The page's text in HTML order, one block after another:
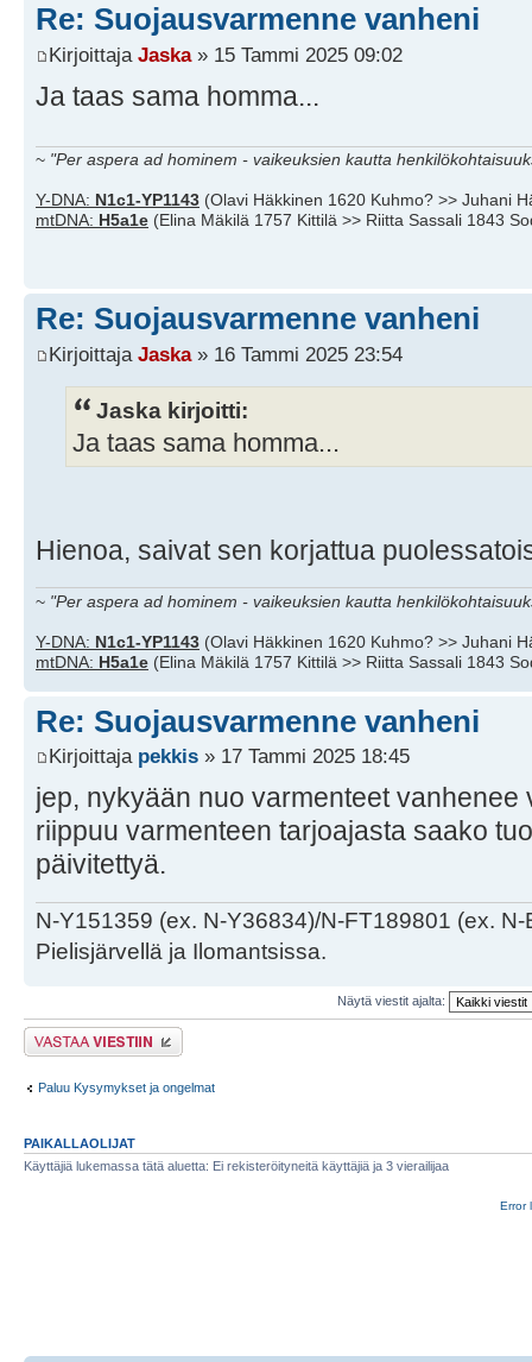
Re: Suojausvarmenne vanheni
Kirjoittaja Jaska» 15 Tammi 2025 09:02
Ja taas sama homma...
~ "Per aspera ad hominem - vaikeuksien kautta
Y-DNA: N1c1-YP1143 (Olavi Häkkinen 1620 Kuhmo? >> Juhani
mtDNA: H5a1e (Elina Mäkilä 1757 Kittilä >> Riitta Sassali 1843
Re: Suojausvarmenne vanheni
Kirjoittaja Jaska» 16 Tammi 2025 23:54
Jaska kirjoitti:
Ja taas sama homma...
Hienoa, saivat sen korjattua
~ "Per aspera ad hominem - vaikeuksien kautta
Y-DNA: N1c1-YP1143 (Olavi Häkkinen 1620 Kuhmo? >> Juhani
mtDNA: H5a1e (Elina Mäkilä 1757 Kittilä >> Riitta Sassali 1843
Re: Suojausvarmenne vanheni
Kirjoittaja pekkis » 17 Tammi 2025 18:45
jep, nykyään nuo varmenteet vanhenee
riippuu varmenteen tarjoajasta saako
päivitettyä.
N-Y151359 (ex. N-Y36834)/N-FT189801 (ex.
Pielisjärvellä ja Ilomantsissa.
Näytä viestit ajalta:
Lähetä vastaus
Paluu Kysymykset ja ongelmat
PAIKALLAOLIJAT
Käyttäjiä lukemassa tätä aluetta: Ei rekisteröityneitä käyttäjiä ja 3 vierailijaa
Error